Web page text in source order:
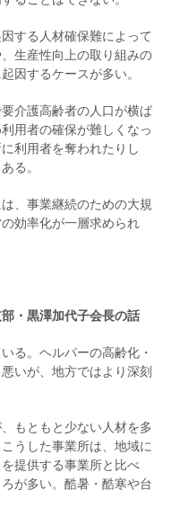
する人材確保難によって
生産性向上の取り組みの
因するケースが多い。
介護高齢者の人口が横ば
用者の確保が難しくなっ
利用者を奪われたりし
る。
、事業継続のための大規
効率化が一層求められ
・黒澤加代子会長の話
る。ヘルパーの高齢化・
いが、地方ではより深刻
もともと少ない人材を多
うした事業所は、地域に
提供する事業所と比べ
が多い。酷暑・酷寒や台